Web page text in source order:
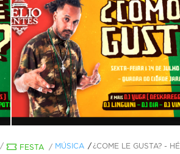
/ FESTA / MÚSICA ¿COME LE GUSTA? -